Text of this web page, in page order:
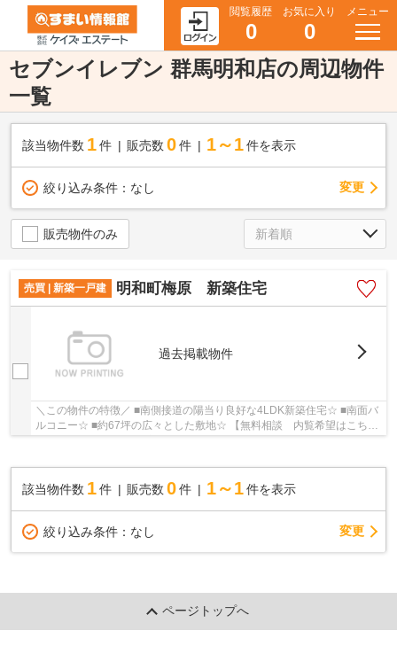
閲覧履歴
0
お気に入り
0
メニュー
セブンイレブン 群馬明和店の周辺物件
一覧
該当物件数 1件 販売数 0 件 1～1 件を表示
絞り込み条件： なし 変更
販売物件のみ
売買 | 新築一戸建 明和町梅原 新築住宅
過去掲載物件
＼この物件の特徴／ ■南側接道の陽当り良好な4LDK新築住宅☆ ■南面バ
ルコニー☆ ■約67坪の広々とした敷地☆ 【無料相談 内覧希望はこちら
該当物件数 1件 販売数 0 件 1～1 件を表示
絞り込み条件： なし 変更
ページトップへ